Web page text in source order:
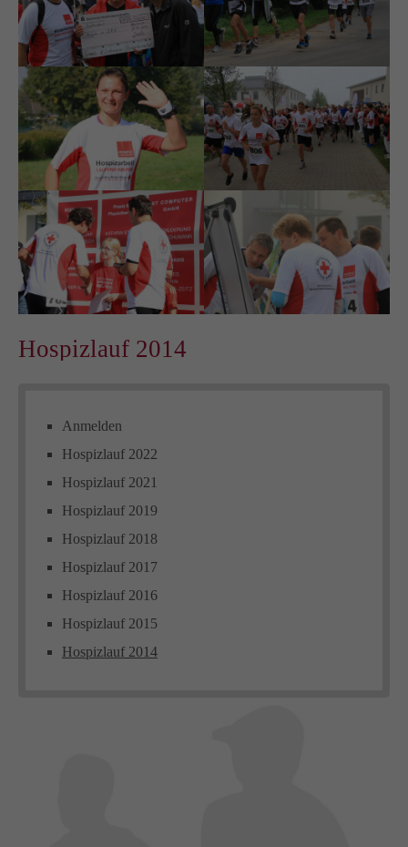
Hospizlauf 2014
Anmelden
Hospizlauf 2022
Hospizlauf 2021
Hospizlauf 2019
Hospizlauf 2018
Hospizlauf 2017
Hospizlauf 2016
Hospizlauf 2015
Hospizlauf 2014